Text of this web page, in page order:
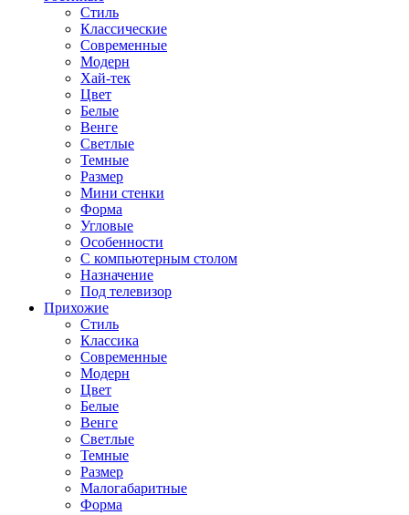
Стиль
Классические
Современные
Модерн
Хай-тек
Цвет
Белые
Венге
Светлые
Темные
Размер
Мини стенки
Форма
Угловые
Особенности
С компьютерным столом
Назначение
Под телевизор
Прихожие
Стиль
Классика
Современные
Модерн
Цвет
Белые
Венге
Светлые
Темные
Размер
Малогабаритные
Форма